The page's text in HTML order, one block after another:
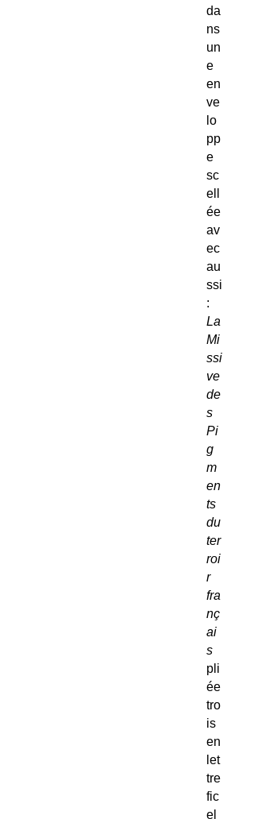
da
ns
un
e
en
ve
lo
pp
e
sc
ell
ée
av
ec
au
ssi
:
La
Mi
ssi
ve
de
s
Pi
g
m
en
ts
du
ter
roi
r
fra
nç
ai
s
pli
ée
tro
is
en
let
tre
fic
el